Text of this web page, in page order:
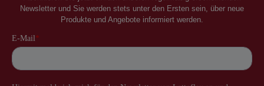
Newsletter und Sie werden stets unter den Ersten sein, über neue
Produkte und Angebote informiert werden.